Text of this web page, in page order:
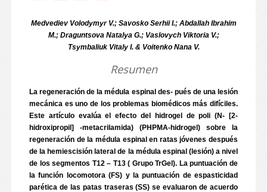
Medvediev Volodymyr V.; Savosko Serhii I.; Abdallah Ibrahim
M.; Draguntsova Natalya G.; Vaslovych Viktoria V.;
Tsymbaliuk Vitaly I. & Voitenko Nana V.
Resumen
La regeneración de la médula espinal des- pués de una lesión
mecánica es uno de los problemas biomédicos más difíciles.
Este artículo evalúa el efecto del hidrogel de poli (N- [2-
hidroxipropil] -metacrilamida) (PHPMA-hidrogel) sobre la
regeneración de la médula espinal en ratas jóvenes después
de la hemiescisión lateral de la médula espinal (lesión) a nivel
de los segmentos T12 – T13 ( Grupo TrGel). La puntuación de
la función locomotora (FS) y la puntuación de espasticidad
parética de las patas traseras (SS) se evaluaron de acuerdo